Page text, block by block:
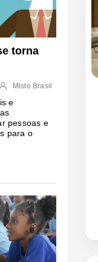
torna
Misto Brasil
e
pessoas e
para o